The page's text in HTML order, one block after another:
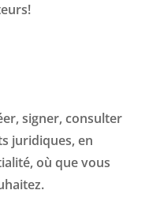
signer, consulter
juridiques, en
où que vous